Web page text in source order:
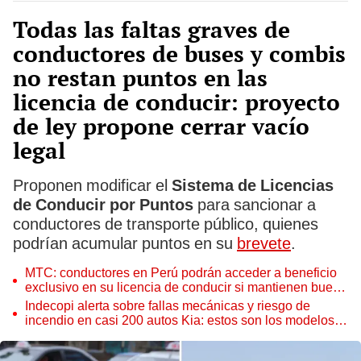
Todas las faltas graves de
conductores de buses y combis
no restan puntos en las
licencia de conducir: proyecto
de ley propone cerrar vacío
legal
Proponen modificar el Sistema de Licencias
de Conducir por Puntos para sancionar a
conductores de transporte público, quienes
podrían acumular puntos en su brevete.
MTC: conductores en Perú podrán acceder a beneficio
exclusivo en su licencia de conducir si mantienen buen
récord de tránsito
Indecopi alerta sobre fallas mecánicas y riesgo de
incendio en casi 200 autos Kia: estos son los modelos